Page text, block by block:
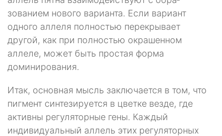
зованием нового варианта. Если вариант
одного аллеля полностью пере­крывает
другой, как при полностью окрашенном
аллеле, может быть простая форма
доминирования.
Итак, основная мысль заключается в том, что
пигмент синтезируется в цветке везде, где
активны регуляторные гены. Каждый
индивидуальный аллель этих регуляторных